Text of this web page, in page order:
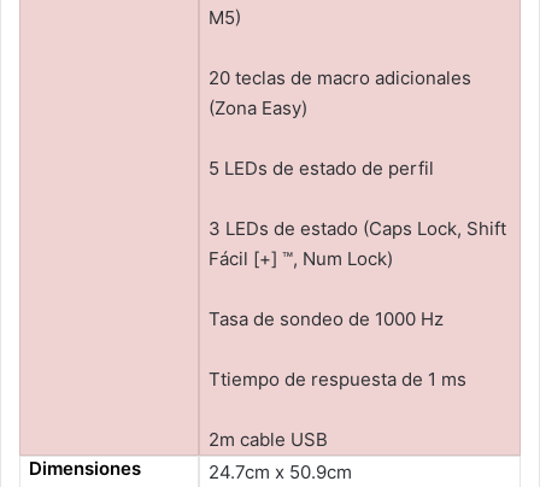
M5)
20 teclas de macro adicionales
(Zona Easy)
5 LEDs de estado de perfil
3 LEDs de estado (Caps Lock, Shift
Fácil [+] ™, Num Lock)
Tasa de sondeo de 1000 Hz
Ttiempo de respuesta de 1 ms
2m cable USB
Dimensiones
24.7cm x 50.9cm